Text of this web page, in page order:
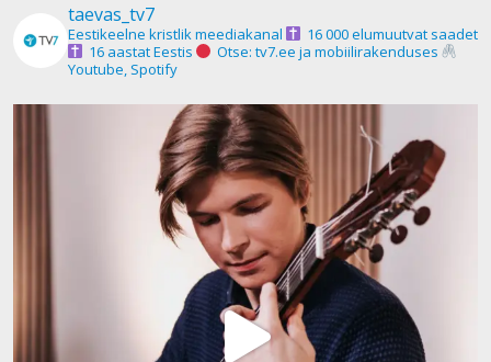
taevas_tv7
Eestikeelne kristlik meediakanal
16 000 elumuutvat saadet
16 aastat Eestis
Otse: tv7.ee ja mobiilirakenduses
Youtube, Spotify